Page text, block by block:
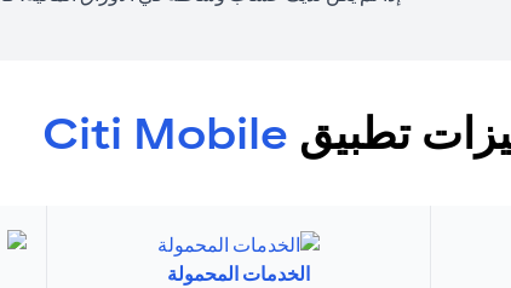
تطبيق Citi Mobile
الخدمات المحمولة